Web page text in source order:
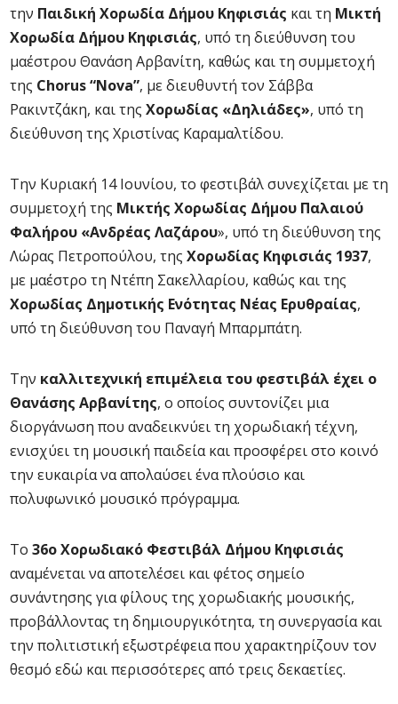
την Παιδική Χορωδία Δήμου Κηφισιάς και τη Μικτή
Χορωδία Δήμου Κηφισιάς, υπό τη διεύθυνση του
μαέστρου Θανάση Αρβανίτη, καθώς και τη συμμετοχή
της Chorus “Nova”, με διευθυντή τον Σάββα
Ρακιντζάκη, και της Χορωδίας «Δηλιάδες», υπό τη
διεύθυνση της Χριστίνας Καραμαλτίδου.
Την Κυριακή 14 Ιουνίου, το φεστιβάλ συνεχίζεται με τη
συμμετοχή της Μικτής Χορωδίας Δήμου Παλαιού
Φαλήρου «Ανδρέας Λαζάρου», υπό τη διεύθυνση της
Λώρας Πετροπούλου, της Χορωδίας Κηφισιάς 1937,
με μαέστρο τη Ντέπη Σακελλαρίου, καθώς και της
Χορωδίας Δημοτικής Ενότητας Νέας Ερυθραίας,
υπό τη διεύθυνση του Παναγή Μπαρμπάτη.
Την καλλιτεχνική επιμέλεια του φεστιβάλ έχει ο
Θανάσης Αρβανίτης, ο οποίος συντονίζει μια
διοργάνωση που αναδεικνύει τη χορωδιακή τέχνη,
ενισχύει τη μουσική παιδεία και προσφέρει στο κοινό
την ευκαιρία να απολαύσει ένα πλούσιο και
πολυφωνικό μουσικό πρόγραμμα.
Το 36ο Χορωδιακό Φεστιβάλ Δήμου Κηφισιάς
αναμένεται να αποτελέσει και φέτος σημείο
συνάντησης για φίλους της χορωδιακής μουσικής,
προβάλλοντας τη δημιουργικότητα, τη συνεργασία και
την πολιτιστική εξωστρέφεια που χαρακτηρίζουν τον
θεσμό εδώ και περισσότερες από τρεις δεκαετίες.